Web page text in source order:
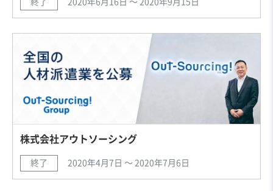
終了 2020年6月16日 〜 2020年9月15日
株式会社アウトソーシング
終了 2020年4月7日 〜 2020年7月6日